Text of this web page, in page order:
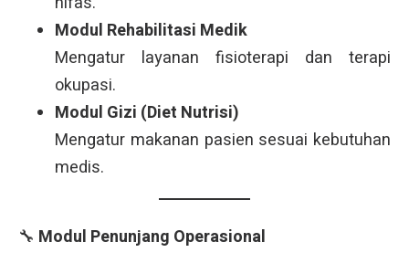
Modul Rehabilitasi Medik
Mengatur layanan fisioterapi dan terapi
okupasi.
Modul Gizi (Diet Nutrisi)
Mengatur makanan pasien sesuai kebutuhan
medis.
🔧 Modul Penunjang Operasional